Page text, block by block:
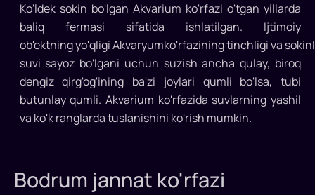
Ko'ldek sokin bo'lgan Akvarium ko'rfazi o'tgan yillarda
baliq fermasi sifatida ishlatilgan. Ijtimoiy
ob'ektning yo'qligi Akvaryumko'rfazining tinchligi va
suvi sayoz bo'lgani uchun suzish ancha qulay, biroq
dengiz qirg'og'ining ba'zi joylari qumli bo'lsa, tubi
butunlay qumli. Akvarium ko'rfazida suvlarning yashil
va ko'k ranglarda tuslanishini ko'rish mumkin.
Bodrum jannat ko'rfazi